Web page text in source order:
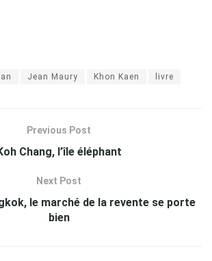
Jean Maury Khon Kaen livre
Previous Post
Chang, l’île éléphant
Next Post
le marché de la revente se porte
bien